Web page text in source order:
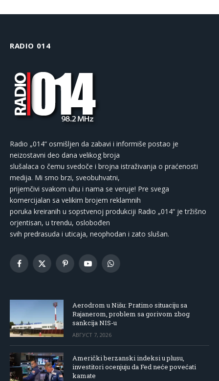
RADIO 014
Radio „014“ osmišljen da zabavi i informiše postao je
neizostavni deo dana velikog broja
slušalaca o čemu svedoče i brojna istraživanja o praćenosti
medija. Mi smo brzi, sveobuhvatni,
prijemčivi svakom uhu i nama se veruje! Pre svega
komercijalan sa velikim brojem reklamnih
poruka kreiranih u sopstvenoj produkciji Radio „014“ je tržišno
orjentisan, u trendu, oslobođen
svih predrasuda i uticaja, neophodan i zato slušan.
Facebook
X
PinterestYouTubeWhatsApp
Aerodrom u Nišu: Pratimo situaciju sa
Rajanerom, problem sa gorivom zbog
sankcija NIS-u
АВГУСТ 7, 2026
Američki berzanski indeksi u plusu,
investitori ocenjuju da Fed neće povećati
kamate